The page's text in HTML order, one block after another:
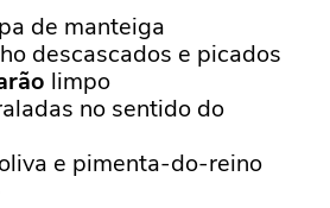
de manteiga
descascados e picados
limpo
no sentido do
e pimenta-do-reino